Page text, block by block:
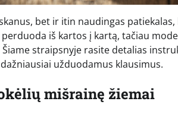
bet ir itin naudingas
iš kartos į kartą, tačiau
straipsnyje rasite detalias
užduodamus klausimus.
mišrainę žiemai